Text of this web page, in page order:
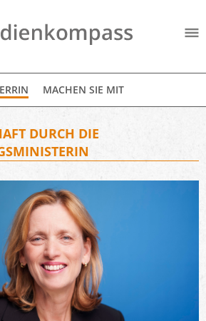
MACHEN SIE MIT
DURCH DIE